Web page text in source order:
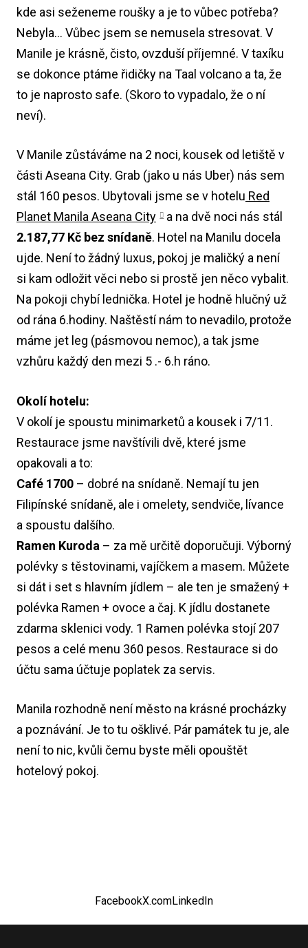
kde asi seženeme roušky a je to vůbec potřeba?
Nebyla… Vůbec jsem se nemusela stresovat. V
Manile je krásně, čisto, ovzduší příjemné. V taxíku
se dokonce ptáme řidičky na Taal volcano a ta, že
to je naprosto safe. (Skoro to vypadalo, že o ní
neví).
V Manile zůstáváme na 2 noci, kousek od letiště v
části Aseana City. Grab (jako u nás Uber) nás sem
stál 160 pesos. Ubytovali jsme se v hotelu Red
Planet Manila Aseana City a na dvě noci nás stál
2.187,77 Kč bez snídaně. Hotel na Manilu docela
ujde. Není to žádný luxus, pokoj je maličký a není
si kam odložit věci nebo si prostě jen něco vybalit.
Na pokoji chybí lednička. Hotel je hodně hlučný už
od rána 6.hodiny. Naštěstí nám to nevadilo, protože
máme jet leg (pásmovou nemoc), a tak jsme
vzhůru každý den mezi 5 .- 6.h ráno.
Okolí hotelu:
V okolí je spoustu minimarketů a kousek i 7/11.
Restaurace jsme navštívili dvě, které jsme
opakovali a to:
Café 1700 – dobré na snídaně. Nemají tu jen
Filipínské snídaně, ale i omelety, sendviče, lívance
a spoustu dalšího.
Ramen Kuroda – za mě určitě doporučuji. Výborný
polévky s těstovinami, vajíčkem a masem. Můžete
si dát i set s hlavním jídlem – ale ten je smažený +
polévka Ramen + ovoce a čaj. K jídlu dostanete
zdarma sklenici vody. 1 Ramen polévka stojí 207
pesos a celé menu 360 pesos. Restaurace si do
účtu sama účtuje poplatek za servis.
Manila rozhodně není město na krásné procházky
a poznávání. Je to tu ošklivé. Pár památek tu je, ale
není to nic, kvůli čemu byste měli opouštět
hotelový pokoj.
FacebookX.comLinkedIn